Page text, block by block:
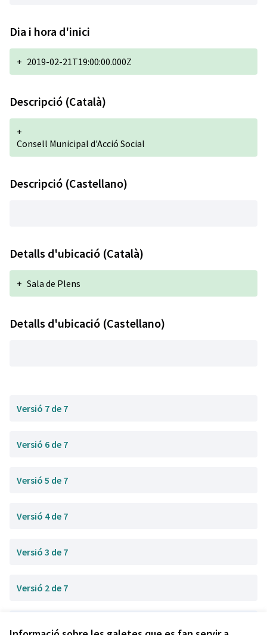
Dia i hora d'inici
+ 2019-02-21T19:00:00.000Z
Descripció (Català)
+
Consell Municipal d'Acció Social
Descripció (Castellano)
Detalls d'ubicació (Català)
+ Sala de Plens
Detalls d'ubicació (Castellano)
Versió 7 de 7
Versió 6 de 7
Versió 5 de 7
Versió 4 de 7
Versió 3 de 7
Versió 2 de 7